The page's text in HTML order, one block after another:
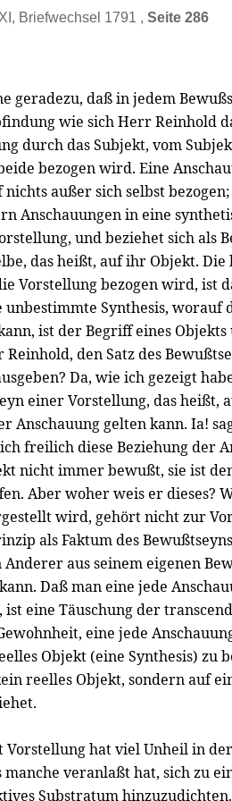
Briefwechsel 1791 , Seite 286
geradezu, daß in jedem
wie sich Herr Reinhold
durch das Subjekt, vom
bezogen wird. Eine
nichts außer sich selbst
Anschauungen in eine
und beziehet sich als
das heißt, auf ihr Objekt. Die
Vorstellung bezogen wird, ist
unbestimmte Synthesis, worauf
ist der Begriff eines
Reinhold, den Satz des
Da, wie ich gezeigt
einer Vorstellung, das heißt,
Anschauung gelten kann. Ia!
freilich diese Beziehung der
nicht immer bewußt, sie ist
Aber woher weis er dieses?
wird, gehört nicht zur
als Faktum des
Anderer aus seinem eigenen
Daß man eine jede
ist eine Täuschung der
eine jede
Objekt (eine Synthesis) zu
reelles Objekt, sondern auf
Vorstellung hat viel Unheil in
manche veranlaßt hat, sich zu
Substratum